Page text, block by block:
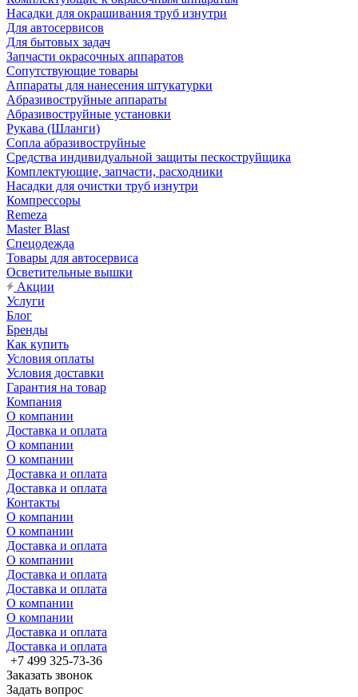
Насадки для окрашивания труб изнутри
Для автосервисов
Для бытовых задач
Запчасти окрасочных аппаратов
Сопутствующие товары
Аппараты для нанесения штукатурки
Aбразивоструйные аппараты
Абразивоструйные установки
Рукава (Шланги)
Сопла абразивоструйные
Средства индивидуальной защиты пескоструйщика
Комплектующие, запчасти, расходники
Насадки для очистки труб изнутри
Компрессоры
Remeza
Master Blast
Спецодежда
Товары для автосервиса
Осветительные вышки
Акции
Услуги
Блог
Бренды
Как купить
Условия оплаты
Условия доставки
Гарантия на товар
Компания
О компании
Доставка и оплата
О компании
О компании
Доставка и оплата
Доставка и оплата
Контакты
О компании
О компании
Доставка и оплата
О компании
Доставка и оплата
Доставка и оплата
О компании
О компании
Доставка и оплата
Доставка и оплата
+7 499 325-73-36
Заказать звонок
Задать вопрос